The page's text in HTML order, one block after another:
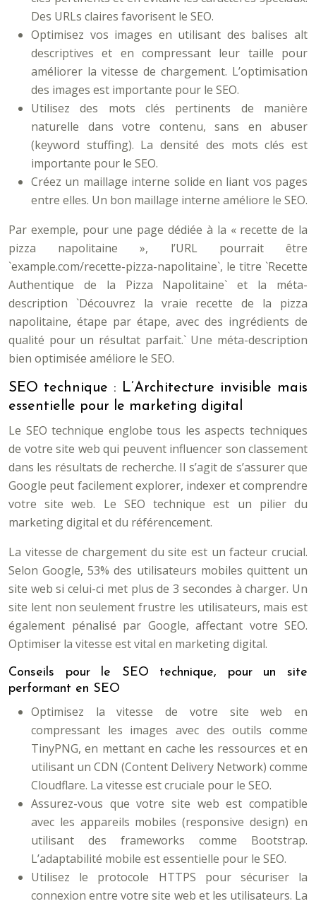
Des URLs claires favorisent le SEO.
Optimisez vos images en utilisant des balises alt
descriptives et en compressant leur taille pour
améliorer la vitesse de chargement. L’optimisation
des images est importante pour le SEO.
Utilisez des mots clés pertinents de manière
naturelle dans votre contenu, sans en abuser
(keyword stuffing). La densité des mots clés est
importante pour le SEO.
Créez un maillage interne solide en liant vos pages
entre elles. Un bon maillage interne améliore le SEO.
Par exemple, pour une page dédiée à la « recette de la
pizza napolitaine », l’URL pourrait être
`example.com/recette-pizza-napolitaine`, le titre `Recette
Authentique de la Pizza Napolitaine` et la méta-
description `Découvrez la vraie recette de la pizza
napolitaine, étape par étape, avec des ingrédients de
qualité pour un résultat parfait.` Une méta-description
bien optimisée améliore le SEO.
SEO technique : L’Architecture invisible mais
essentielle pour le marketing digital
Le SEO technique englobe tous les aspects techniques
de votre site web qui peuvent influencer son classement
dans les résultats de recherche. Il s’agit de s’assurer que
Google peut facilement explorer, indexer et comprendre
votre site web. Le SEO technique est un pilier du
marketing digital et du référencement.
La vitesse de chargement du site est un facteur crucial.
Selon Google, 53% des utilisateurs mobiles quittent un
site web si celui-ci met plus de 3 secondes à charger. Un
site lent non seulement frustre les utilisateurs, mais est
également pénalisé par Google, affectant votre SEO.
Optimiser la vitesse est vital en marketing digital.
Conseils pour le SEO technique, pour un site
performant en SEO
Optimisez la vitesse de votre site web en
compressant les images avec des outils comme
TinyPNG, en mettant en cache les ressources et en
utilisant un CDN (Content Delivery Network) comme
Cloudflare. La vitesse est cruciale pour le SEO.
Assurez-vous que votre site web est compatible
avec les appareils mobiles (responsive design) en
utilisant des frameworks comme Bootstrap.
L’adaptabilité mobile est essentielle pour le SEO.
Utilisez le protocole HTTPS pour sécuriser la
connexion entre votre site web et les utilisateurs. La